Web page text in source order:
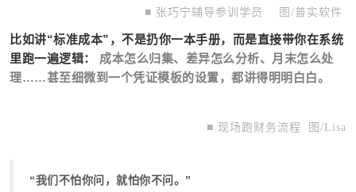
■ 张巧宁辅导参训学员 图/普实软件
比如讲“标准成本”，不是扔你一本手册，而是直接带你在系统
里跑一遍逻辑：
成本怎么归集、差异怎么分析、月末怎么处
理……甚至细微到一个凭证模板的设置，都讲得明明白白。
■ 现场跑财务流程 图/Lisa
“我们不怕你问，就怕你不问。”